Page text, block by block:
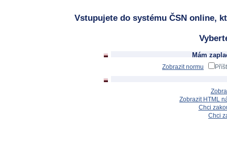
Vstupujete do systému ČSN online,
Mám
Zobrazit normu
Zobrazit HTML
Chci
Chci